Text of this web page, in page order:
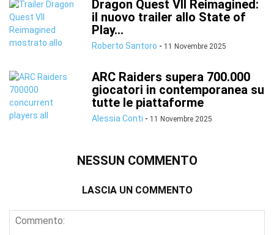
Dragon Quest VII Reimagined:
il nuovo trailer allo State of
Play...
Roberto Santoro - 11 Novembre 2025
ARC Raiders supera 700.000
giocatori in contemporanea su
tutte le piattaforme
Alessia Conti - 11 Novembre 2025
NESSUN COMMENTO
LASCIA UN COMMENTO